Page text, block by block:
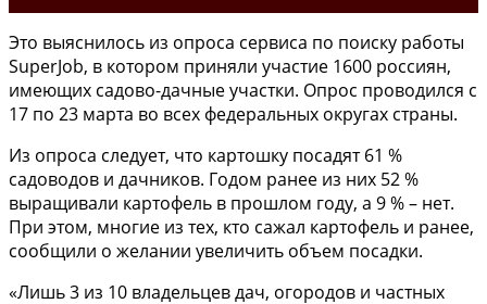
Это выяснилось из опроса сервиса по поиску работы
SuperJob, в котором приняли участие 1600 россиян,
имеющих садово-дачные участки. Опрос проводился с
17 по 23 марта во всех федеральных округах страны.
Из опроса следует, что картошку посадят 61 %
садоводов и дачников. Годом ранее из них 52 %
выращивали картофель в прошлом году, а 9 % – нет.
При этом, многие из тех, кто сажал картофель и ранее,
сообщили о желании увеличить объем посадки.
«Лишь 3 из 10 владельцев дач, огородов и частных